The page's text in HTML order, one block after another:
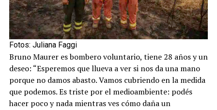
Fotos: Juliana Faggi
Bruno Maurer es bombero voluntario, tiene 28 años y un
deseo: “Esperemos que llueva a ver si nos da una mano
porque no damos abasto. Vamos cubriendo en la medida
que podemos. Es triste por el medioambiente: podés
hacer poco y nada mientras ves cómo daña un